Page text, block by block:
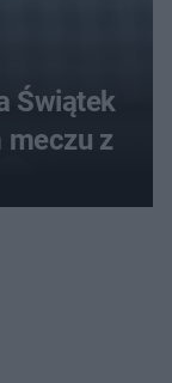
Świątek
z